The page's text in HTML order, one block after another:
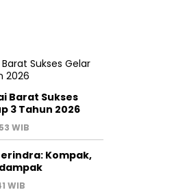
Barat Sukses
3 Tahun 2026
WIB
Kompak,
WIB